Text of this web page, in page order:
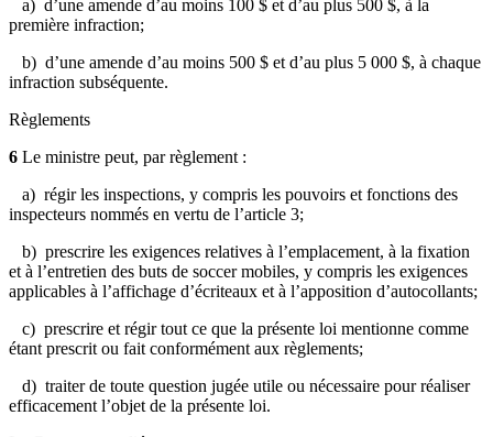
a) d’une amende d’au moins 100 $ et d’au plus 500 $, à la
première infraction;
b) d’une amende d’au moins 500 $ et d’au plus 5 000 $, à chaque
infraction subséquente.
Règlements
6 Le ministre peut, par règlement :
a) régir les inspections, y compris les pouvoirs et fonctions des
inspecteurs nommés en vertu de l’article 3;
b) prescrire les exigences relatives à l’emplacement, à la fixation
et à l’entretien des buts de soccer mobiles, y compris les exigences
applicables à l’affichage d’écriteaux et à l’apposition d’autocollants;
c) prescrire et régir tout ce que la présente loi mentionne comme
étant prescrit ou fait conformément aux règlements;
d) traiter de toute question jugée utile ou nécessaire pour réaliser
efficacement l’objet de la présente loi.